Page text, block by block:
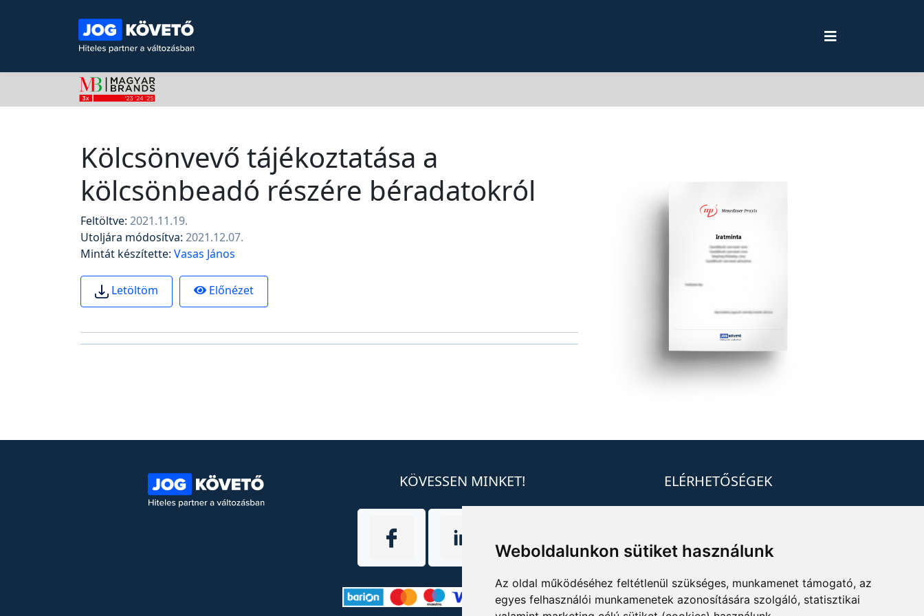
Weboldalunkon sütiket használunk
Az oldal működéséhez feltétlenül szükséges, munkamenet támogató, az
egyes felhasználói munkamenetek azonosítására szolgáló, statisztikai
Kölcsönvevő tájékoztatása a
kölcsönbeadó részére béradatokról
Feltöltve: 2021.11.19.
Utoljára módosítva: 2021.12.07.
Mintát készítette: Vasas János
Letöltöm Előnézet
KÖVESSEN MINKET! ELÉRHETŐSÉGEK
info@mprx.hu